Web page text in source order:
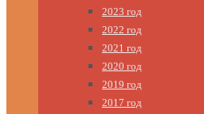
2023 год
2022 год
2021 год
2020 год
2019 год
2017 год